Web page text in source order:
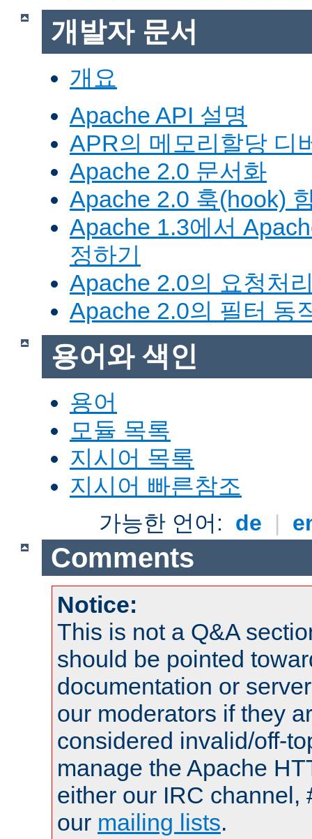
개발자 문서
개요
Apache API 설명
APR의 메모리할당 디
Apache 2.0 문서화
Apache 2.0 훅(hook)
Apache 1.3에서
정하기
Apache 2.0의 요청처
Apache 2.0의 필터 동
용어와 색인
용어
모듈 목록
지시어 목록
지시어 빠른참조
가능한 언어: de |
Comments
Notice:
This is not a Q&A
should be pointed
documentation or
our moderators if they
considered invalid/off-
manage the Apache
either our IRC channel,
our mailing lists.